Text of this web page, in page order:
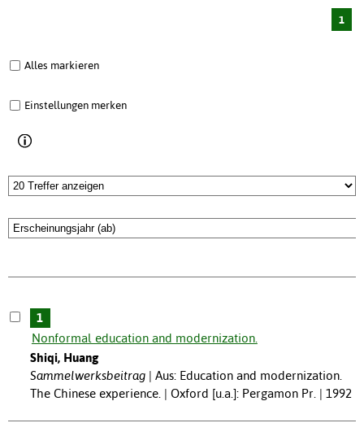
1
Alles markieren
Einstellungen merken
1
Nonformal education and modernization.
Shiqi, Huang
Sammelwerksbeitrag
Aus: Education and modernization.
The Chinese experience. | Oxford [u.a.]: Pergamon Pr. | 1992